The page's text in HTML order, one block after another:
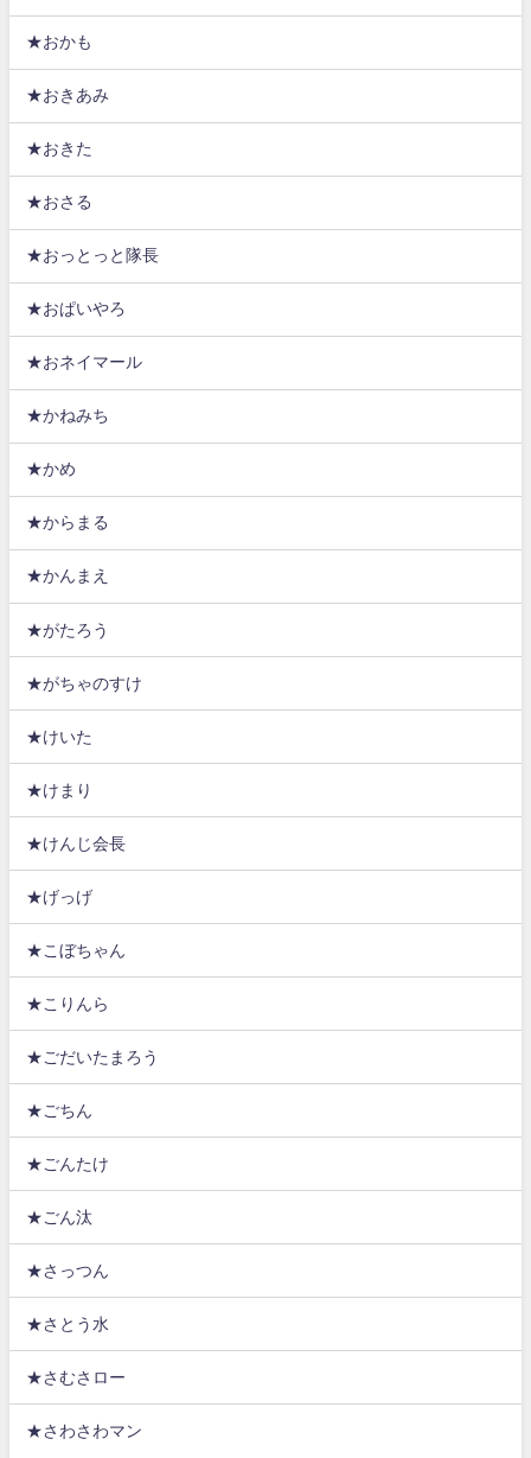
★おかも
★おきあみ
★おきた
★おさる
★おっとっと隊長
★おぱいやろ
★おネイマール
★かねみち
★かめ
★からまる
★かんまえ
★がたろう
★がちゃのすけ
★けいた
★けまり
★けんじ会長
★げっげ
★こぼちゃん
★こりんら
★ごだいたまろう
★ごちん
★ごんたけ
★ごん汰
★さっつん
★さとう水
★さむさロー
★さわさわマン